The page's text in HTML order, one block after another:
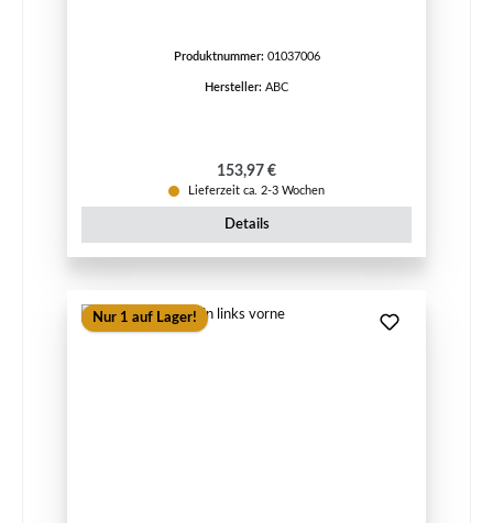
Produktnummer: 01037006
Hersteller: ABC
Regulärer Preis:
153,97 €
Lieferzeit ca. 2-3 Wochen
Details
Nur 1 auf Lager!